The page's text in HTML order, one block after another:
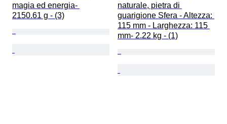
magia ed energia-
2150.61 g - (3)
naturale, pietra di
guarigione Sfera - Altezza:
115 mm - Larghezza: 115
mm- 2.22 kg - (1)